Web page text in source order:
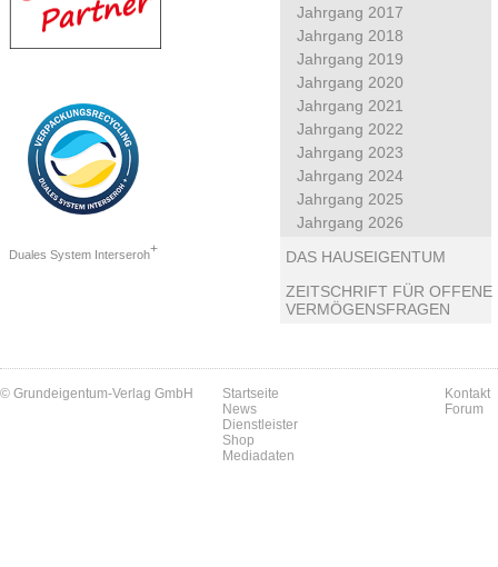
Duales System Interseroh+
Jahrgang 2017
Jahrgang 2018
Jahrgang 2019
Jahrgang 2020
Jahrgang 2021
Jahrgang 2022
Jahrgang 2023
Jahrgang 2024
Jahrgang 2025
Jahrgang 2026
DAS HAUSEIGENTUM
ZEITSCHRIFT FÜR OFFENE
VERMÖGENSFRAGEN
© Grundeigentum-Verlag GmbH
Startseite
News
Dienstleister
Shop
Mediadaten
Kontakt
Forum